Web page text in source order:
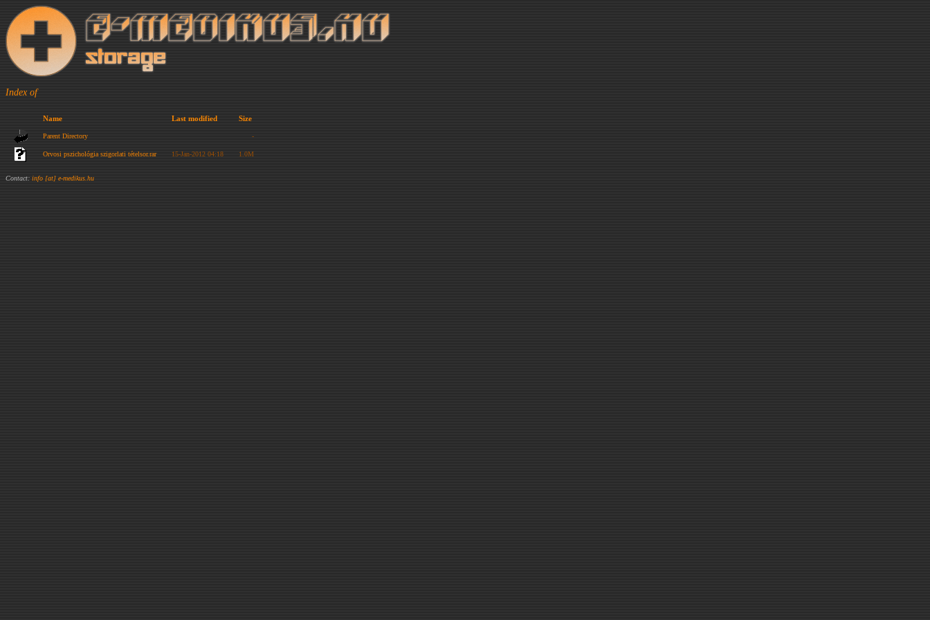
Index of
Name Last modified Size
Parent Directory -
Orvosi pszichológia szigorlati tételsor.rar 15-Jan-2012 04:18 1.0M
Contact: info [at] e-medikus.hu